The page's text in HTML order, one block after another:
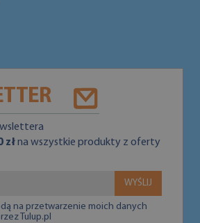
złna wszystkie produkty z oferty
WYŚLIJ
na przetwarzenie moich danych
Tulup.pl